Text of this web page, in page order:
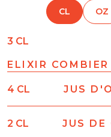
CL OZ
3 CL
ELIXIR
4 CL JUS
2 CL JUS DE